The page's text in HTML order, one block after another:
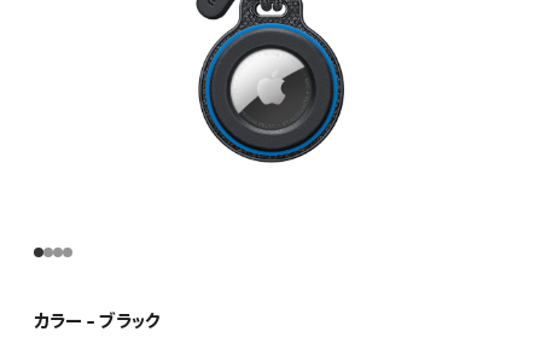
カラー - ブラック